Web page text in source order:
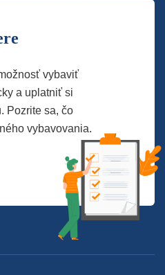
vybaviť
a uplatniť si
Pozrite sa, čo
vybavovania.